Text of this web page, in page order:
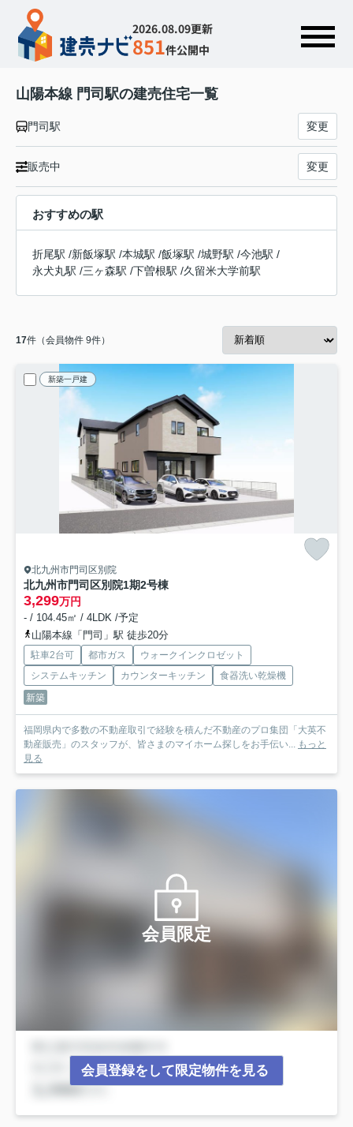
2026.08.09更新
851件公開中
山陽本線 門司駅の建売住宅一覧
門司駅 変更
販売中 変更
おすすめの駅
折尾駅 /新飯塚駅 /本城駅 /飯塚駅 /城野駅 /今池駅 /
永犬丸駅 /三ヶ森駅 /下曽根駅 /久留米大学前駅
17件（会員物件 9件）
新築一戸建
北九州市門司区別院
北九州市門司区別院1期2号棟
3,299万円
- / 104.45㎡ / 4LDK /予定
山陽本線「門司」駅 徒歩20分
駐車2台可 都市ガス
ウォークインクロゼット
システムキッチン
カウンターキッチン
食器洗い乾燥機
新築
福岡県内で多数の不動産取引で経験を積んだ不動産のプロ集団「大英不
動産販売」のスタッフが、皆さまのマイホーム探しをお手伝い... もっと
見る
会員限定
会員登録をして限定物件を見る